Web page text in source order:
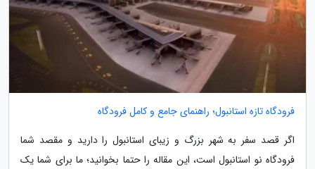
فرودگاه تازه استانبول؛ راهنمای جامع و کامل فرودگاه
اگر قصد سفر به شهر بزرگ و زیبای استانبول را دارید و مقصد شما
فرودگاه نو استانبول است، این مقاله را حتما بخوانید؛ ما برای شما یک